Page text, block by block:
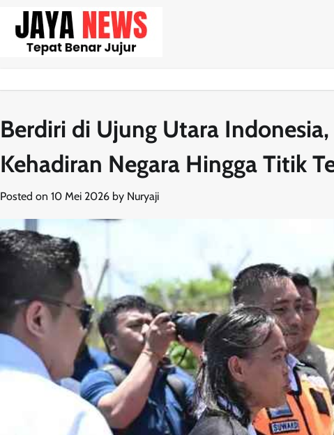
content
Berdiri di Ujung Utara
Kehadiran Negara Hingga Titik
Posted on 10 Mei 2026 by Nuryaji